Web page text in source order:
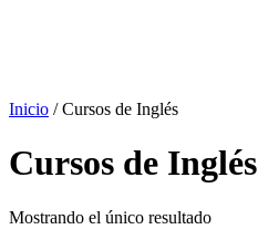
Inicio / Cursos de Inglés
Cursos de Inglés
Mostrando el único resultado